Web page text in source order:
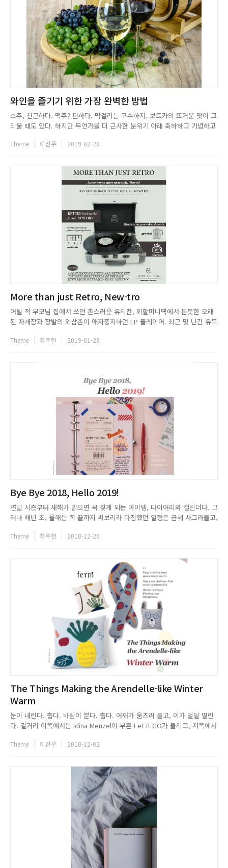
와인을 즐기기 위한 가장 완벽한 방법
소주, 친근하다. 맥주? 편하다. 막걸리는 구수하지. 보드카의 뜨거운 맛이 그
리울 때도 있다. 하지만 무언가를 더 근사한 분위기 아래 축하하고 기념하고
와인잔을 부딪힌다. 와인은다른 술들과 달리 우리에게 조금 더 특별한 의미
Theme 이찬우 2019-02-28
More than just Retro, New-tro
어릴 적 부모님 집에서 쓰던 촌스러운 유리잔, 외할머니댁에서 본듯한 오래
된 자개장과 장발의 외삼촌이 애지중지하던 LP 플레이어. 최근 몇 년간 유독
가들은 이제 단순한 복고 스타일을 뛰어넘은 뉴트로가 2019년의 메가트렌드
Theme 차주헌 2019-01-28
Bye Bye 2018, Hello 2019!
연말 시즌부터 새해가 밝으면 꼭 찾게 되는 아이템, 다이어리와 캘린더다. 그
러나 매년 초, 올해는 꼭 끝까지 써보리라 다짐했던 열정은 금세 사그라들고,
일쑤인 경우도 종종 있다. 그렇게 절반만 채워진 다이어리가 우리의 책상 서
Theme 차주헌 2018-12-26
The Things Making the Arendelle-like Winter
Warm
눈이 내린다. 춥다. 바람이 분다. 춥다. 어깨가 움츠러 들고, 이가 덜덜 떨린
다. 길거리 이쪽에서는 Idina Menzel이 부른 Let it GO가 들리고, 저쪽에서
릿속으로는 [이터널 선샤인(Eternal Sunshine)]과 [러브 액츄얼리(Love ...
Theme 이찬우 2018-12-02